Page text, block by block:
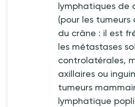
lymphatiques de
(pour les tumeurs
du crâne : il est
les métastases
controlatérales,
axillaires ou
tumeurs
lymphatique